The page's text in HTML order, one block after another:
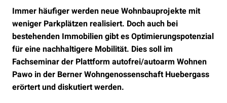
Immer häufiger werden neue Wohnbauprojekte mit
weniger Parkplätzen realisiert. Doch auch bei
bestehenden Immobilien gibt es Optimierungspotenzial
für eine nachhaltigere Mobilität. Dies soll im
Fachseminar der Plattform autofrei/autoarm Wohnen
Pawo in der Berner Wohngenossenschaft Huebergass
erörtert und diskutiert werden.